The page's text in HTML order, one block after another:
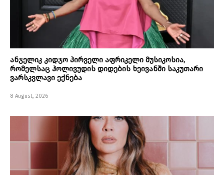
ანჯელიკ კიდჯო პირველი აფრიკელი მუსიკოსია,
რომელსაც ჰოლივუდის დიდების ხეივანში საკუთარი
ვარსკვლავი ექნება
8 August, 2026